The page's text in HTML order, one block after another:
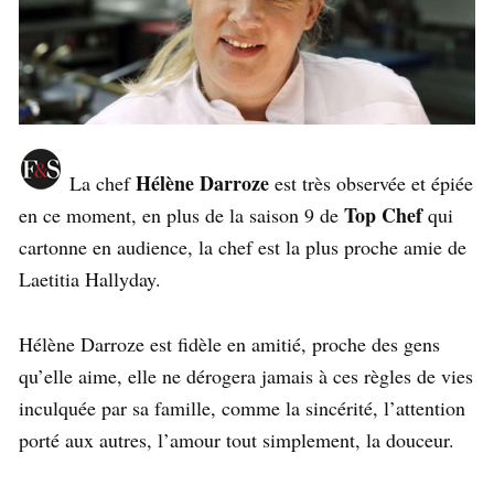
La chefHélène Darroze est très observée et épiée
en ce moment, en plus de la saison 9 de Top Chefqui
cartonne en audience, la chef est la plus proche amie de
Laetitia Hallyday.
Hélène Darroze est fidèle en amitié, proche des gens
qu’elle aime, elle ne dérogera jamais à ces règles de vies
inculquée par sa famille, comme la sincérité, l’attention
porté aux autres, l’amour tout simplement, la douceur.